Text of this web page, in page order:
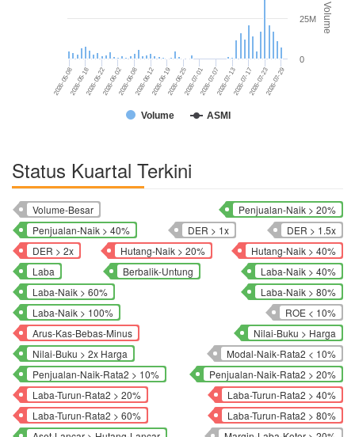
Volume
Volume ASMI
2026-05-08 2026-06-02 2026-06-19 2026-07-07 2026-07-23
2026-05-182026-05-22 2026-06-082026-06-12 2026-06-252026-07-01 2026-07-132026-07-17 2026-07-29
0
25M
Status Kuartal Terkini
Volume-Besar
Penjualan-Naik > 20%
Penjualan-Naik > 40%
DER > 1x
DER > 1.5x
DER > 2x
Hutang-Naik > 20%
Hutang-Naik > 40%
Laba
Berbalik-Untung
Laba-Naik > 40%
Laba-Naik > 60%
Laba-Naik > 80%
Laba-Naik > 100%
ROE < 10%
Arus-Kas-Bebas-Minus
Nilai-Buku > Harga
Nilai-Buku > 2x Harga
Modal-Naik-Rata2 < 10%
Penjualan-Naik-Rata2 > 10%
Penjualan-Naik-Rata2 > 20%
Laba-Turun-Rata2 > 20%
Laba-Turun-Rata2 > 40%
Laba-Turun-Rata2 > 60%
Laba-Turun-Rata2 > 80%